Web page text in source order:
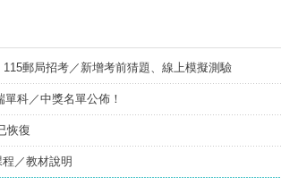
文占比提升，快來看看最新資訊吧>>>>
115郵局招考／新增考前猜題、線上模擬測驗
科／中獎名單公佈！
恢復
程／教材說明